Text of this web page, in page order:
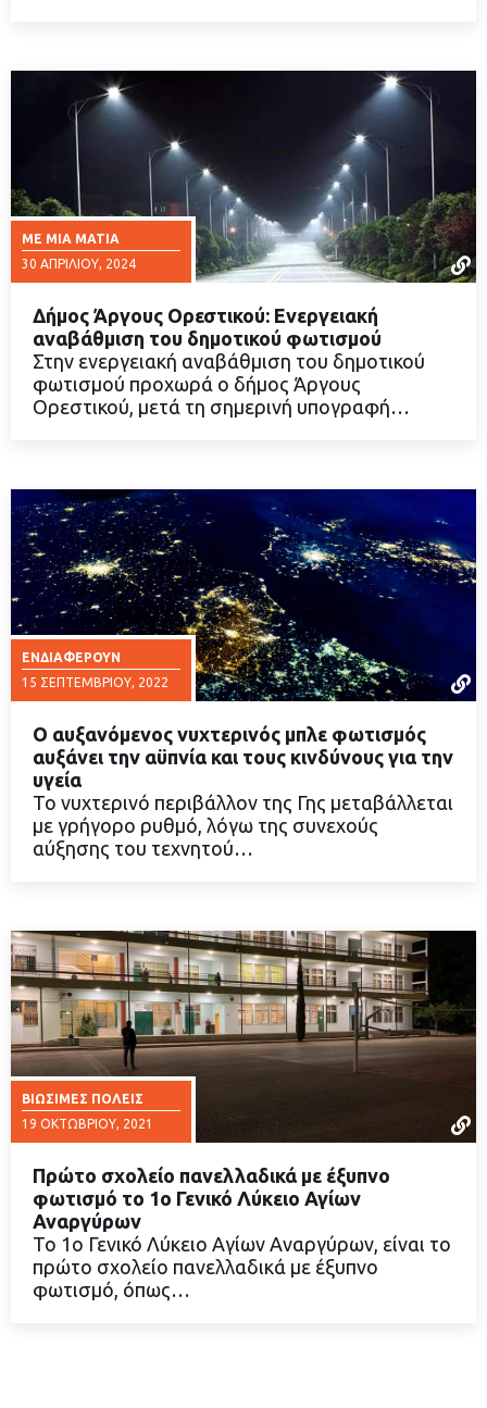
ΜΕ ΜΙΑ ΜΑΤΙΆ
30 ΑΠΡΙΛΊΟΥ, 2024
ΔΙΑΒΑΣΤΕ ΠΕΡΙΣΣΟΤΕΡΑ
Δήμος Άργους Ορεστικού: Ενεργειακή
αναβάθμιση του δημοτικού φωτισμού
Στην ενεργειακή αναβάθμιση του δημοτικού
φωτισμού προχωρά ο δήμος Άργους
Ορεστικού, μετά τη σημερινή υπογραφή…
ΕΝΔΙΑΦΈΡΟΥΝ
15 ΣΕΠΤΕΜΒΡΊΟΥ, 2022
ΔΙΑΒΑΣΤΕ ΠΕΡΙΣΣΟΤΕΡΑ
Ο αυξανόμενος νυχτερινός μπλε φωτισμός
αυξάνει την αϋπνία και τους κινδύνους για την
υγεία
Το νυχτερινό περιβάλλον της Γης μεταβάλλεται
με γρήγορο ρυθμό, λόγω της συνεχούς
αύξησης του τεχνητού…
ΒΙΏΣΙΜΕΣ ΠΌΛΕΙΣ
19 ΟΚΤΩΒΡΊΟΥ, 2021
ΔΙΑΒΑΣΤΕ ΠΕΡΙΣΣΟΤΕΡΑ
Πρώτο σχολείο πανελλαδικά με έξυπνο
φωτισμό το 1ο Γενικό Λύκειο Αγίων
Αναργύρων
Το 1ο Γενικό Λύκειο Αγίων Αναργύρων, είναι το
πρώτο σχολείο πανελλαδικά με έξυπνο
φωτισμό, όπως…